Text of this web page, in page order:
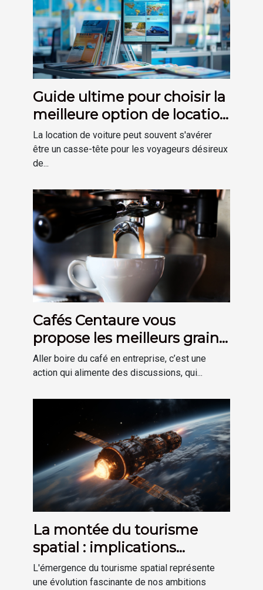
Guide ultime pour choisir la
meilleure option de location
de voiture
La location de voiture peut souvent s'avérer
être un casse-tête pour les voyageurs désireux
de...
Cafés Centaure vous
propose les meilleurs grains
suisses pour la location
d’une machine à café
Aller boire du café en entreprise, c’est une
action qui alimente des discussions, qui...
La montée du tourisme
spatial : implications
économiques et techniques
L'émergence du tourisme spatial représente
une évolution fascinante de nos ambitions